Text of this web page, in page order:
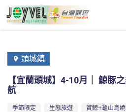
頭城鎮
【宜蘭頭城】4-10月｜ 鯨豚
航
季節限定 生態旅遊 賞鯨+龜山島